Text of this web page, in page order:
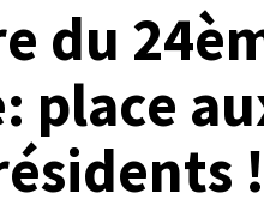
du
place
!